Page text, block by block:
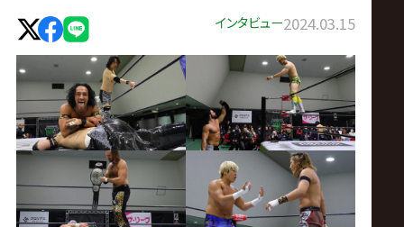
レ
ス
リ
ン
インタビュー2024.03.15